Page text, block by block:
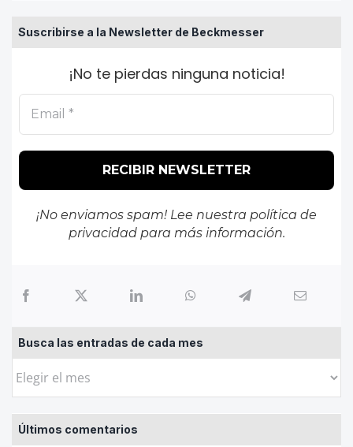
Suscribirse a la Newsletter de Beckmesser
¡No te pierdas ninguna noticia!
¡No enviamos spam! Lee nuestra política de
privacidadpara más información.
Busca las entradas de cada mes
Busca
entradas
de
Últimos comentarios